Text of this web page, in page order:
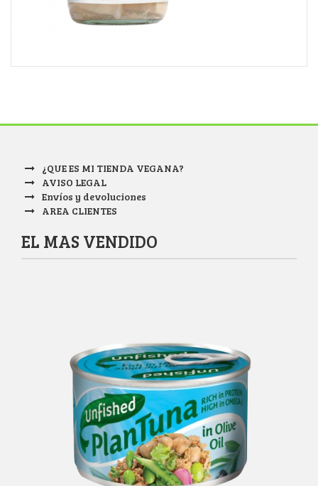
¿QUE ES MI TIENDA VEGANA?
AVISO LEGAL
Envíos y devoluciones
AREA CLIENTES
EL MAS VENDIDO